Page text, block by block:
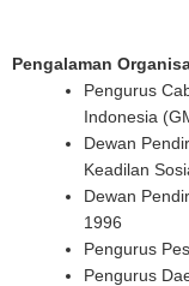
Pengalaman
Pengurus
Indonesia
Dewan
Keadilan
Dewan
1996
Pengurus
Pengurus